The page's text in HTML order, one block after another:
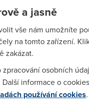
a jasně
vše nám umožníte
na tomto zařízení.
zakázat.
osobních
Další informace o
používání cookies.